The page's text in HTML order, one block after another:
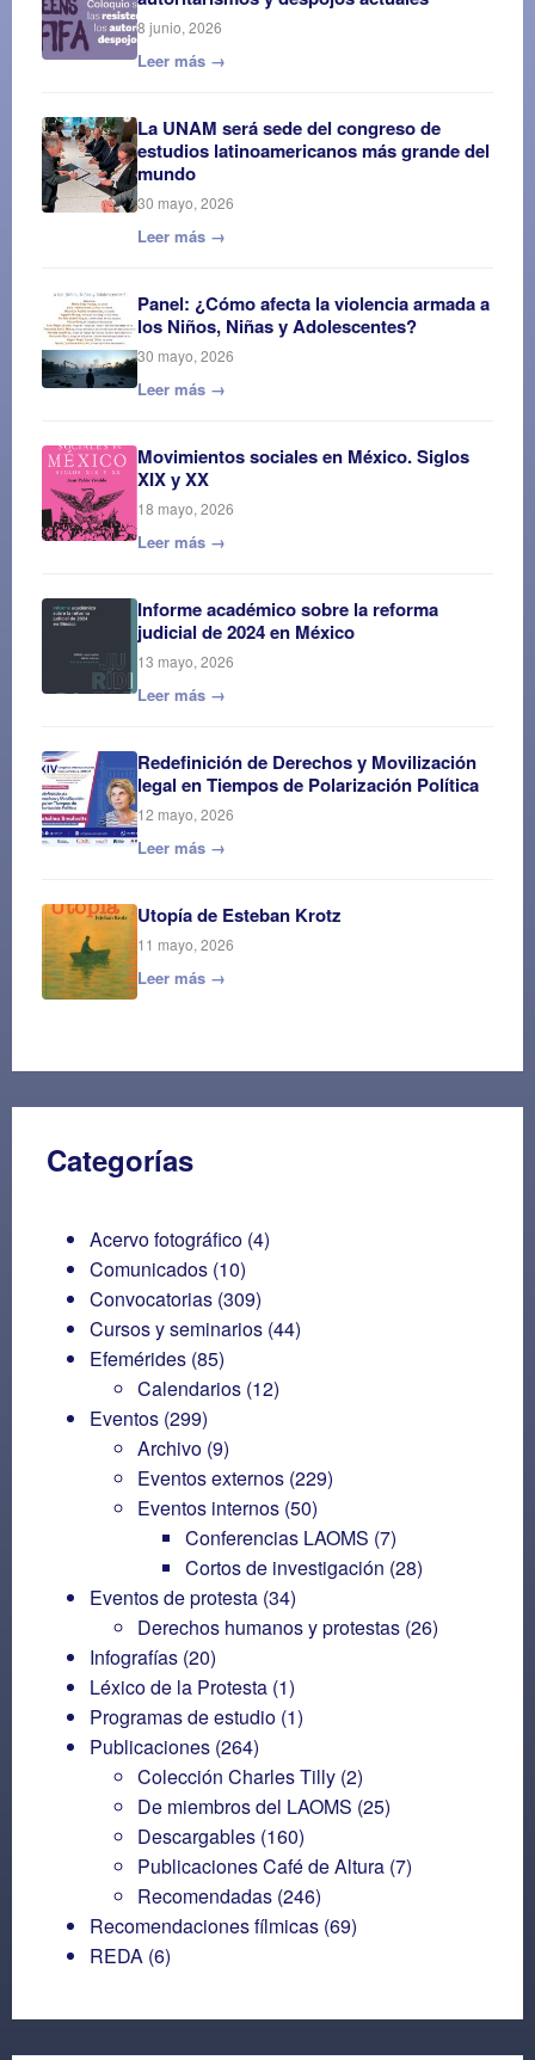
8 junio, 2026
Leer más →
La UNAM será sede del congreso de
estudios latinoamericanos más grande del
mundo
30 mayo, 2026
Leer más →
Panel: ¿Cómo afecta la violencia armada a
los Niños, Niñas y Adolescentes?
30 mayo, 2026
Leer más →
Movimientos sociales en México. Siglos
XIX y XX
18 mayo, 2026
Leer más →
Informe académico sobre la reforma
judicial de 2024 en México
13 mayo, 2026
Leer más →
Redefinición de Derechos y Movilización
legal en Tiempos de Polarización Política
12 mayo, 2026
Leer más →
Utopía de Esteban Krotz
11 mayo, 2026
Leer más →
Categorías
Acervo fotográfico (4)
Comunicados (10)
Convocatorias (309)
Cursos y seminarios (44)
Efemérides (85)
Calendarios (12)
Eventos (299)
Archivo (9)
Eventos externos (229)
Eventos internos (50)
Conferencias LAOMS (7)
Cortos de investigación (28)
Eventos de protesta (34)
Derechos humanos y protestas (26)
Infografías (20)
Léxico de la Protesta (1)
Programas de estudio (1)
Publicaciones (264)
Colección Charles Tilly (2)
De miembros del LAOMS (25)
Descargables (160)
Publicaciones Café de Altura (7)
Recomendadas (246)
Recomendaciones fílmicas (69)
REDA (6)